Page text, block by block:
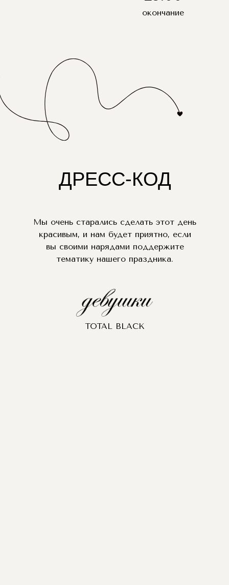
окончание
Мы очень старались сделать этот день
красивым, и нам будет приятно, если
вы своими нарядами поддержите
тематику нашего праздника.
TOTAL BLACK
ДРЕСС-КОД